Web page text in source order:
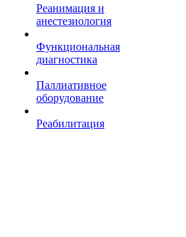
Реанимация и
анестезиология
Функциональная
диагностика
Паллиативное
оборудование
Реабилитация